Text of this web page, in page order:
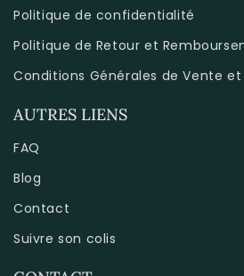
Politique de confidentialité
Politique de Retour et
Conditions Générales de Vente
AUTRES LIENS
FAQ
Blog
Contact
Suivre son colis